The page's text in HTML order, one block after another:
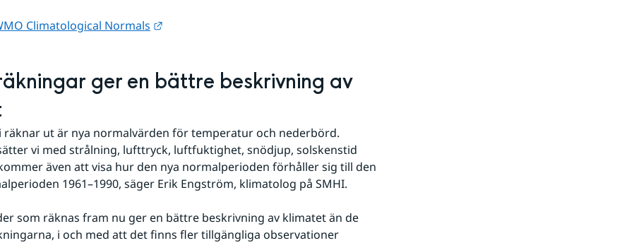
Climatological Normals Länk till annan webbplats.
ger en bättre beskrivning av
räknar ut är nya normalvärden för temperatur och nederbörd.
vi med strålning, lufttryck, luftfuktighet, snödjup, solskenstid
även att visa hur den nya normalperioden förhåller sig till den
1961–1990, säger Erik Engström, klimatolog på SMHI.
som räknas fram nu ger en bättre beskrivning av klimatet än de
i och med att det finns fler tillgängliga observationer